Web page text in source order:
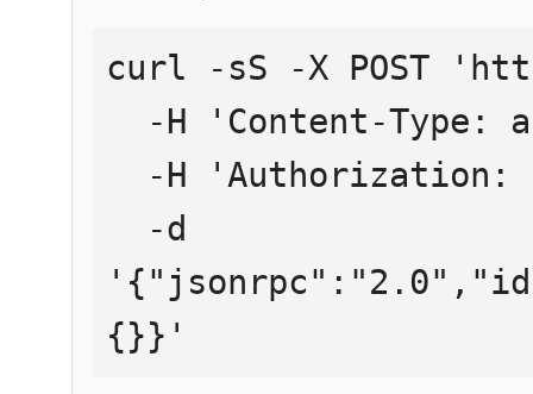
curl -sS -X POST
{}}'